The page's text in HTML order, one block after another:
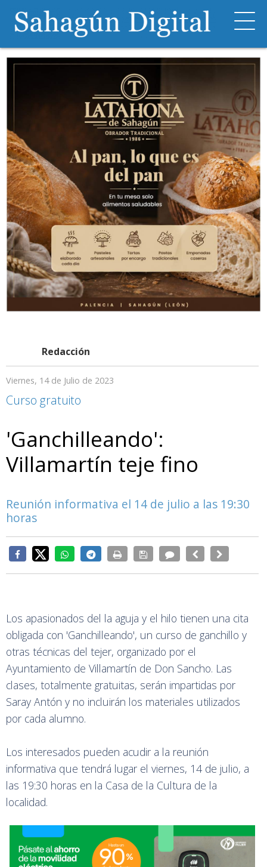
Redacción
Viernes, 14 de Julio de 2023
Curso gratuito
'Ganchilleando':
Villamartín teje fino
Reunión informativa el 14 de julio a las 19:30
horas
Los apasionados del la aguja y el hilo tienen una cita
obligada con 'Ganchilleando', un curso de ganchillo y
otras técnicas del tejer, organizado por el
Ayuntamiento de Villamartín de Don Sancho. Las
clases, totalmente gratuitas, serán impartidas por
Saray Antón y no incluirán los materiales utilizados
por cada alumno.
Los interesados pueden acudir a la reunión
informativa que tendrá lugar el viernes, 14 de julio, a
las 19:30 horas en la Casa de la Cultura de la
localidad.